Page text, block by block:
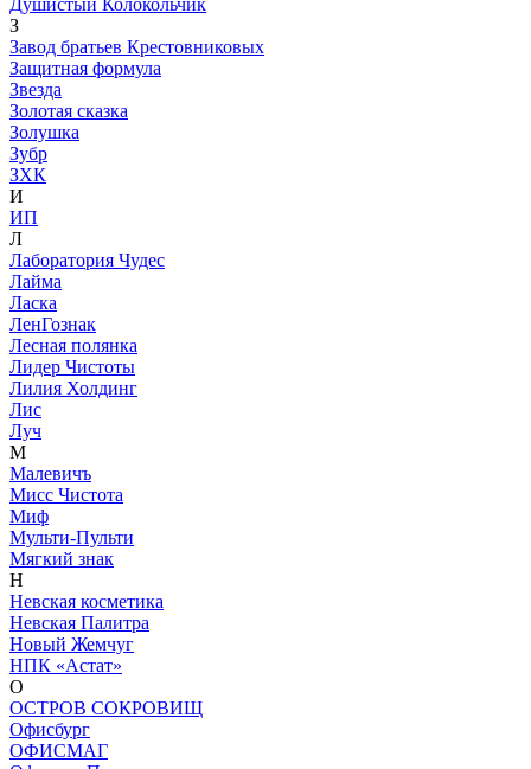
Душистый Колокольчик
З
Завод братьев Крестовниковых
Защитная формула
Звезда
Золотая сказка
Золушка
Зубр
ЗХК
И
ИП
Л
Лаборатория Чудес
Лайма
Ласка
ЛенГознак
Лесная полянка
Лидер Чистоты
Лилия Холдинг
Лис
Луч
М
Малевичъ
Мисс Чистота
Миф
Мульти-Пульти
Мягкий знак
Н
Невская косметика
Невская Палитра
Новый Жемчуг
НПК «Астат»
О
ОСТРОВ СОКРОВИЩ
Офисбург
ОФИСМАГ